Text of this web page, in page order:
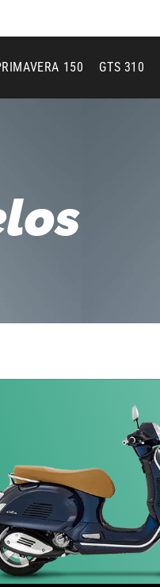
150 GTS 310